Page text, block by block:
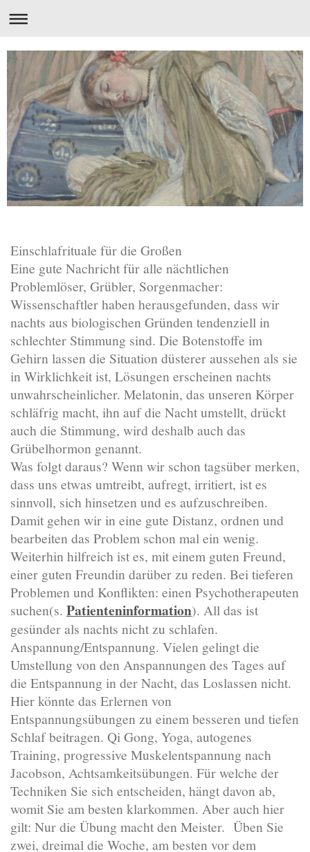
Einschlafrituale für die Großen
Eine gute Nachricht für alle nächtlichen
Problemlöser, Grübler, Sorgenmacher:
Wissenschaftler haben herausgefunden, dass wir
nachts aus biologischen Gründen tendenziell in
schlechter Stimmung sind. Die Botenstoffe im
Gehirn lassen die Situation düsterer aussehen als sie
in Wirklichkeit ist, Lösungen erscheinen nachts
unwahrscheinlicher. Melatonin, das unseren Körper
schläfrig macht, ihn auf die Nacht umstellt, drückt
auch die Stimmung, wird deshalb auch das
Grübelhormon genannt.
Was folgt daraus? Wenn wir schon tagsüber merken,
dass uns etwas umtreibt, aufregt, irritiert, ist es
sinnvoll, sich hinsetzen und es aufzuschreiben.
Damit gehen wir in eine gute Distanz, ordnen und
bearbeiten das Problem schon mal ein wenig.
Weiterhin hilfreich ist es, mit einem guten Freund,
einer guten Freundin darüber zu reden. Bei tieferen
Problemen und Konflikten: einen Psychotherapeuten
suchen(s. Patienteninformation). All das ist
gesünder als nachts nicht zu schlafen.
Anspannung/Entspannung. Vielen gelingt die
Umstellung von den Anspannungen des Tages auf
die Entspannung in der Nacht, das Loslassen nicht.
Hier könnte das Erlernen von
Entspannungsübungen zu einem besseren und tiefen
Schlaf beitragen. Qi Gong, Yoga, autogenes
Training, progressive Muskelentspannung nach
Jacobson, Achtsamkeitsübungen. Für welche der
Techniken Sie sich entscheiden, hängt davon ab,
womit Sie am besten klarkommen. Aber auch hier
gilt: Nur die Übung macht den Meister. Üben Sie
zwei, dreimal die Woche, am besten vor dem